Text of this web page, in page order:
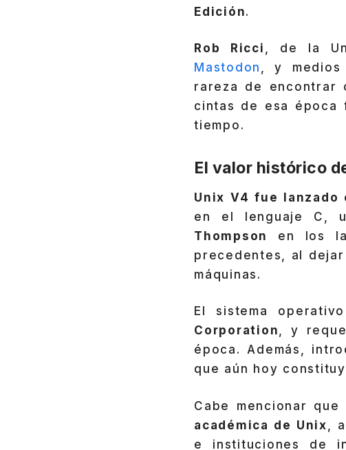
Edición.
Rob Ricci , de la
Mastodon , y medios
rareza de encontrar
cintas de esa época
tiempo.
El valor histórico
Unix V4 fue lanzado
en el lenguaje C,
Thompson
en los
precedentes, al
máquinas.
El sistema
Corporation, y
época. Además,
que aún hoy
Cabe mencionar
académica de Unix ,
e instituciones de